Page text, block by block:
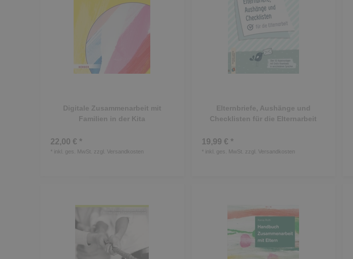
Digitale Zusammenarbeit mit
Familien in der Kita
22,00 € *
* inkl. ges. MwSt. zzgl. Versandkosten
Elternbriefe, Aushänge und
Checklisten für die Elternarbeit
19,99 € *
* inkl. ges. MwSt. zzgl. Versandkosten